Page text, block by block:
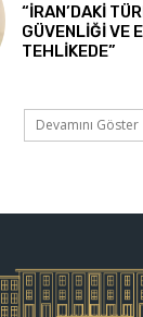
“İRAN’DAKİ
GÜVENLİĞİ VE
TEHLİKEDE”
Devamını Göster